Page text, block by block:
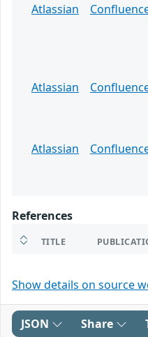
Atlassian
Atlassian
Atlassian
References
TITLE
Show details on source
JSON Share